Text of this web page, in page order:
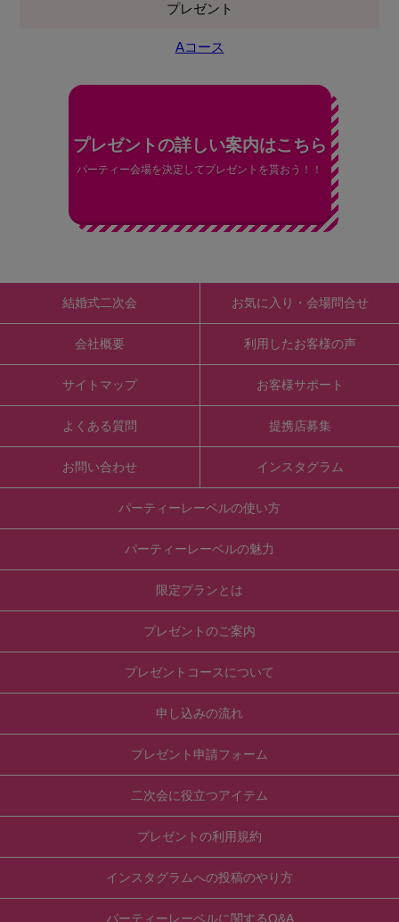
プレゼント
Aコース
プレゼントの詳しい案内はこちら
パーティー会場を決定してプレゼントを貰おう！！
結婚式二次会
会社概要
サイトマップ
よくある質問
お問い合わせ
お気に入り・会場問合せ
利用したお客様の声
お客様サポート
提携店募集
インスタグラム
パーティーレーベルの使い方
パーティーレーベルの魅力
限定プランとは
プレゼントのご案内
プレゼントコースについて
申し込みの流れ
プレゼント申請フォーム
二次会に役立つアイテム
プレゼントの利用規約
インスタグラムへの投稿のやり方
パーティーレーベルに関するQ&A